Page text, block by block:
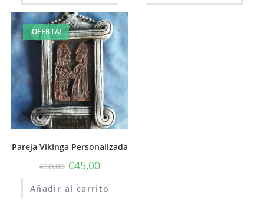
¡OFERTA!
Pareja Vikinga Personalizada
€60,00 €45,00
Añadir al carrito